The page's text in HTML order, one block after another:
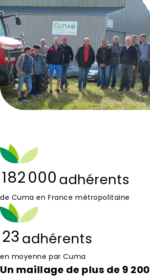
182 000 adhérents
de Cuma en France métropolitaine
23 adhérents
en moyenne par Cuma
Un maillage de plus de 9 200